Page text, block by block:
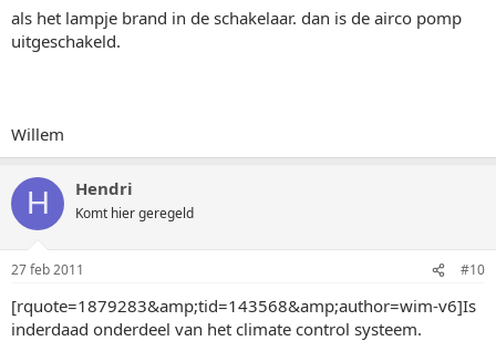
als het lampje brand in de schakelaar. dan is de airco pomp
uitgeschakeld.
Willem
H Hendri
Komt hier geregeld
27 feb 2011 #10
[rquote=1879283&amp;tid=143568&amp;author=wim-v6]Is
inderdaad onderdeel van het climate control systeem.